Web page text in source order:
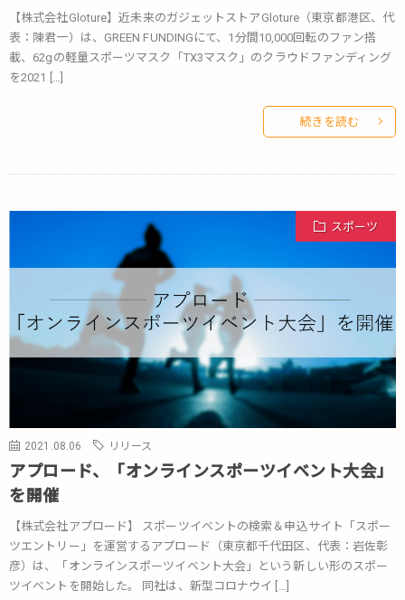
【株式会社Gloture】近未来のガジェットストアGloture（東京都港区、代
表：陳君一）は、GREEN FUNDINGにて、1分間10,000回転のファン搭
載、62gの軽量スポーツマスク「TX3マスク」のクラウドファンディング
を2021 […]
続きを読む
スポーツ
2021.08.06 リリース
アプロード、「オンラインスポーツイベント大会」
を開催
【株式会社アプロード】 スポーツイベントの検索＆申込サイト「スポー
ツエントリー」を運営するアプロード（東京都千代田区、代表：岩佐彰
彦）は、「オンラインスポーツイベント大会」という新しい形のスポー
ツイベントを開始した。 同社は、新型コロナウイ […]